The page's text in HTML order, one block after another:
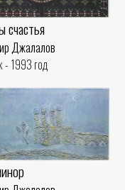
счастья
Джалалов
- 1993 год